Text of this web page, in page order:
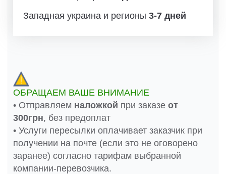
Западная украина и регионы 3-7 дней
ОБРАЩАЕМ ВАШЕ ВНИМАНИЕ
• Отправляем наложкой при заказе от
300грн, без предоплат
• Услуги пересылки оплачивает заказчик при
получении на почте (если это не оговорено
заранее) согласно тарифам выбранной
компании-перевозчика.